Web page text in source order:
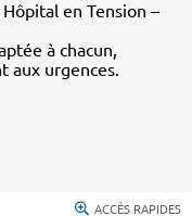
en Tension –
à chacun,
aux urgences.
ACCÈS RAPIDES